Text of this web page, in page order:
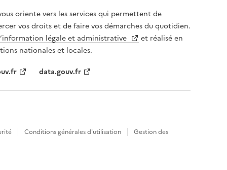
oriente vers les services qui permettent de
vos droits et de faire vos démarches du quotidien.
légale et administrative
et réalisé en
nationales et locales.
data.gouv.fr
Conditions générales d'utilisation
Gestion des